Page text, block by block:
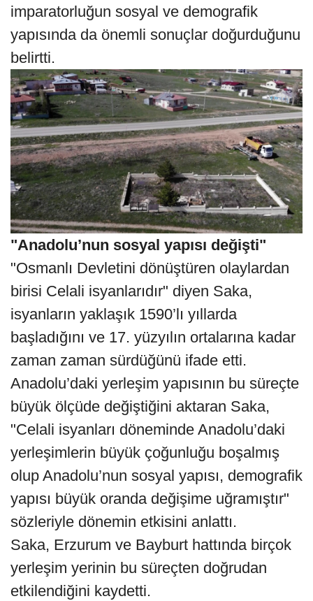
imparatorluğun sosyal ve demografik
yapısında da önemli sonuçlar doğurduğunu
belirtti.
"Anadolu’nun sosyal yapısı değişti"
"Osmanlı Devletini dönüştüren olaylardan
birisi Celali isyanlarıdır" diyen Saka,
isyanların yaklaşık 1590’lı yıllarda
başladığını ve 17. yüzyılın ortalarına kadar
zaman zaman sürdüğünü ifade etti.
Anadolu’daki yerleşim yapısının bu süreçte
büyük ölçüde değiştiğini aktaran Saka,
"Celali isyanları döneminde Anadolu’daki
yerleşimlerin büyük çoğunluğu boşalmış
olup Anadolu’nun sosyal yapısı, demografik
yapısı büyük oranda değişime uğramıştır"
sözleriyle dönemin etkisini anlattı.
Saka, Erzurum ve Bayburt hattında birçok
yerleşim yerinin bu süreçten doğrudan
etkilendiğini kaydetti.